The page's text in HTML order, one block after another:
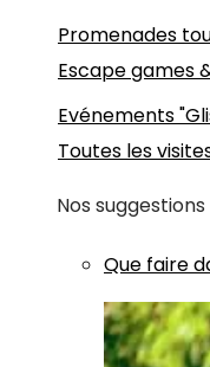
Promenades
Escape games
Evénements
Toutes les
Nos suggestions
Que faire